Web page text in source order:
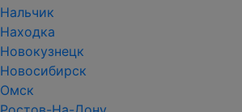
Нальчик
Находка
Новокузнецк
Новосибирск
Омск